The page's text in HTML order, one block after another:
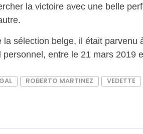
la victoire avec une belle
la sélection belge, il était parvenu
entre le 21 mars 2019
ROBERTO MARTINEZ VEDETTE